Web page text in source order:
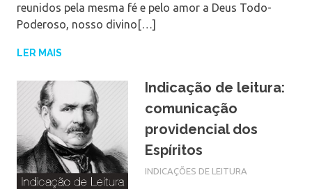
reunidos pela mesma fé e pelo amor a Deus Todo-
Poderoso, nosso divino[…]
LER MAIS
Indicação de leitura:
comunicação
providencial dos
Espíritos
INDICAÇÕES DE LEITURA